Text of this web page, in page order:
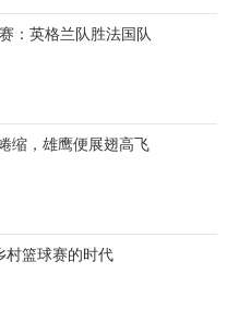
：英格兰队胜法国队
缩，雄鹰便展翅高飞
村篮球赛的时代